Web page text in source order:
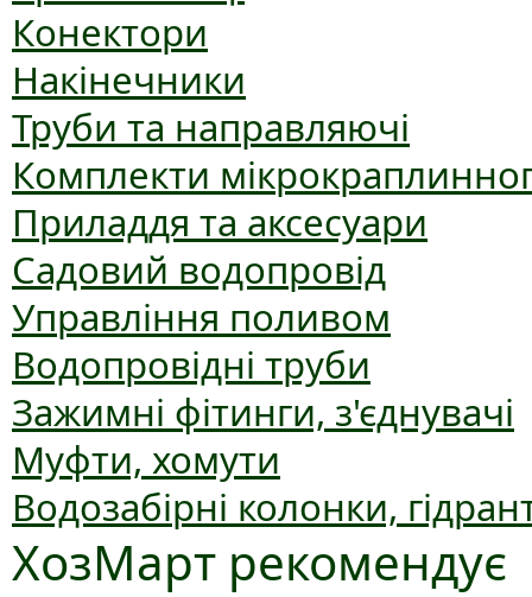
Конектори
Накінечники
Труби та направляючі
Комплекти
Приладдя та аксесуари
Садовий водопровід
Управління поливом
Водопровідні труби
Зажимні фітинги, з'єднувачі
Муфти, хомути
Водозабірні колонки,
ХозМарт рекомендує